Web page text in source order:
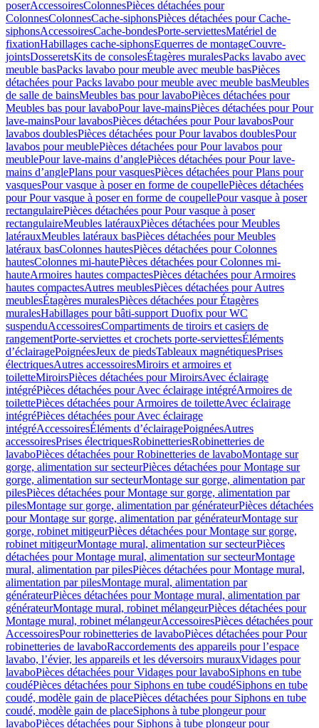
poserAccessoiresColonnesPièces détachées pour
ColonnesColonnesCache-siphonsPièces détachées pour Cache-
siphonsAccessoiresCache-bondesPorte-serviettesMatériel de
fixationHabillages cache-siphonsEquerres de montageCouvre-
jointsDosseretsKits de consolesÉtagères muralesPacks lavabo avec
meuble basPacks lavabo pour meuble avec meuble basPièces
détachées pour Packs lavabo pour meuble avec meuble basMeubles
de salle de bainsMeubles bas pour lavaboPièces détachées pour
Meubles bas pour lavaboPour lave-mainsPièces détachées pour Pour
lave-mainsPour lavabosPièces détachées pour Pour lavabosPour
lavabos doublesPièces détachées pour Pour lavabos doublesPour
lavabos pour meublePièces détachées pour Pour lavabos pour
meublePour lave-mains d’anglePièces détachées pour Pour lave-
mains d’anglePlans pour vasquesPièces détachées pour Plans pour
vasquesPour vasque à poser en forme de coupellePièces détachées
pour Pour vasque à poser en forme de coupellePour vasque à poser
rectangulairePièces détachées pour Pour vasque à poser
rectangulaireMeubles latérauxPièces détachées pour Meubles
latérauxMeubles latéraux basPièces détachées pour Meubles
latéraux basColonnes hautesPièces détachées pour Colonnes
hautesColonnes mi-hautePièces détachées pour Colonnes mi-
hauteArmoires hautes compactesPièces détachées pour Armoires
hautes compactesAutres meublesPièces détachées pour Autres
meublesÉtagères muralesPièces détachées pour Étagères
muralesHabillages pour bâti-support Duofix pour WC
suspenduAccessoiresCompartiments de tiroirs et casiers de
rangementPorte-serviettes et crochets porte-serviettesÉléments
d’éclairagePoignéesJeux de piedsTableaux magnétiquesPrises
électriquesAutres accessoiresMiroirs et armoires et
toiletteMiroirsPièces détachées pour MiroirsAvec éclairage
intégréPièces détachées pour Avec éclairage intégréArmoires de
toilettePièces détachées pour Armoires de toiletteAvec éclairage
intégréPièces détachées pour Avec éclairage
intégréAccessoiresÉléments d’éclairagePoignéesAutres
accessoiresPrises électriquesRobinetteriesRobinetteries de
lavaboPièces détachées pour Robinetteries de lavaboMontage sur
gorge, alimentation sur secteurPièces détachées pour Montage sur
gorge, alimentation sur secteurMontage sur gorge, alimentation par
pilesPièces détachées pour Montage sur gorge, alimentation par
pilesMontage sur gorge, alimentation par générateurPièces détachées
pour Montage sur gorge, alimentation par générateurMontage sur
gorge, robinet mitigeurPièces détachées pour Montage sur gorge,
robinet mitigeurMontage mural, alimentation sur secteurPièces
détachées pour Montage mural, alimentation sur secteurMontage
mural, alimentation par pilesPièces détachées pour Montage mural,
alimentation par pilesMontage mural, alimentation par
générateurPièces détachées pour Montage mural, alimentation par
générateurMontage mural, robinet mélangeurPièces détachées pour
Montage mural, robinet mélangeurAccessoiresPièces détachées pour
AccessoiresPour robinetteries de lavaboPièces détachées pour Pour
robinetteries de lavaboRaccordements des appareils pour l’espace
lavabo, l’évier, les appareils et les déversoirs murauxVidages pour
lavaboPièces détachées pour Vidages pour lavaboSiphons en tube
coudéPièces détachées pour Siphons en tube coudéSiphons en tube
coudé, modèle gain de placePièces détachées pour Siphons en tube
coudé, modèle gain de placeSiphons à tube plongeur pour
lavaboPièces détachées pour Siphons à tube plongeur pour